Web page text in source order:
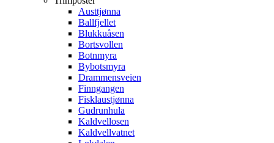
Austtjønna
Ballfjellet
Blukkuåsen
Bortsvollen
Botnmyra
Bybotsmyra
Drammensveien
Finngangen
Fisklaustjønna
Gudrunhula
Kaldvellosen
Kaldvellvatnet